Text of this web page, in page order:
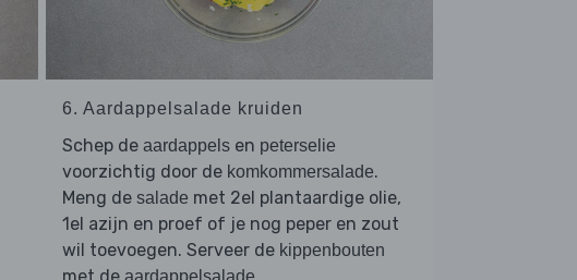
6. Aardappelsalade kruiden
Schep de aardappels en peterselie
voorzichtig door de komkommersalade.
Meng de salade met 2el plantaardige olie,
1el azijn en proef of je nog peper en zout
wil toevoegen. Serveer de kippenbouten
met de aardappelsalade.